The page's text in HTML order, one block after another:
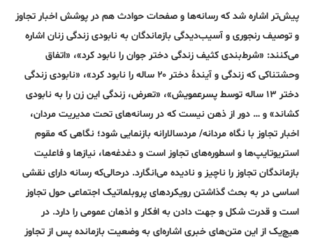
پیش‌تر اشاره شد که رسانه‌ها و صفحات حوادث هم در پوشش اخبار تجاوز
و توصیف رنجوری و آسیب‌دیدگی بازماندگان به نابودی زندگی زنان اشاره
می‌کنند: «شرط‌بندی کثیف زندگی دختر جوان را نابود کرد»، «اتفاق
وحشتناکی که زندگی و آیندۀ دختر ۲۰ ساله را نابود کرد»، «نابودی زندگی
دختر ۱۳ ساله توسط پسرعمویش»، «تعرض، زندگی این زن را به نابودی
کشاند» و … دور از ذهن نیست که در رسانه‌های تحت مدیریت مردان،
اخبار تجاوز با نگاه مردانه/ مردسالارانه بازنمایی شود؛ نگاهی‌ که مقوم
استریوتایپ‌ها و اسطوره‌های تجاوز است و دغدغه‌ها، نیازها و فاعلیت
بازماندگان تجاوز را ناچیز و نادیده می‌انگارد. در‌حالی‌که رسانه دارای نقشی
اساسی در به بحث گذاشتن رویکردهای پروبلماتیک اجتماعی حول تجاوز
است و قدرت شکل و جهت دادن به افکار و اذهان عمومی را دارد. در
هیچ‌یک از این متن‌های خبری اشاره‌ای به وضعیت بازمانده پس از تجاوز